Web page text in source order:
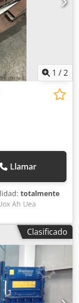
1 /2
Llamar
totalmente
Ah Uea
Clasificado